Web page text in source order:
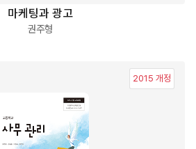
마케팅과 광고
권주형
2015 개정